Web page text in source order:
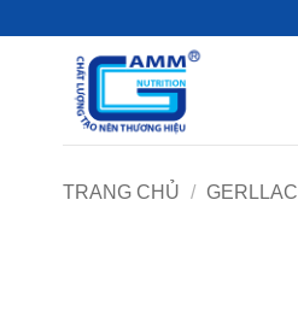
TRANG CHỦ / GERLLAC